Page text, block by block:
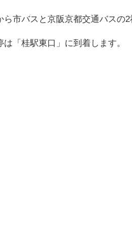
ら市バスと京阪京都交通バスの2
は「桂駅東口」に到着します。